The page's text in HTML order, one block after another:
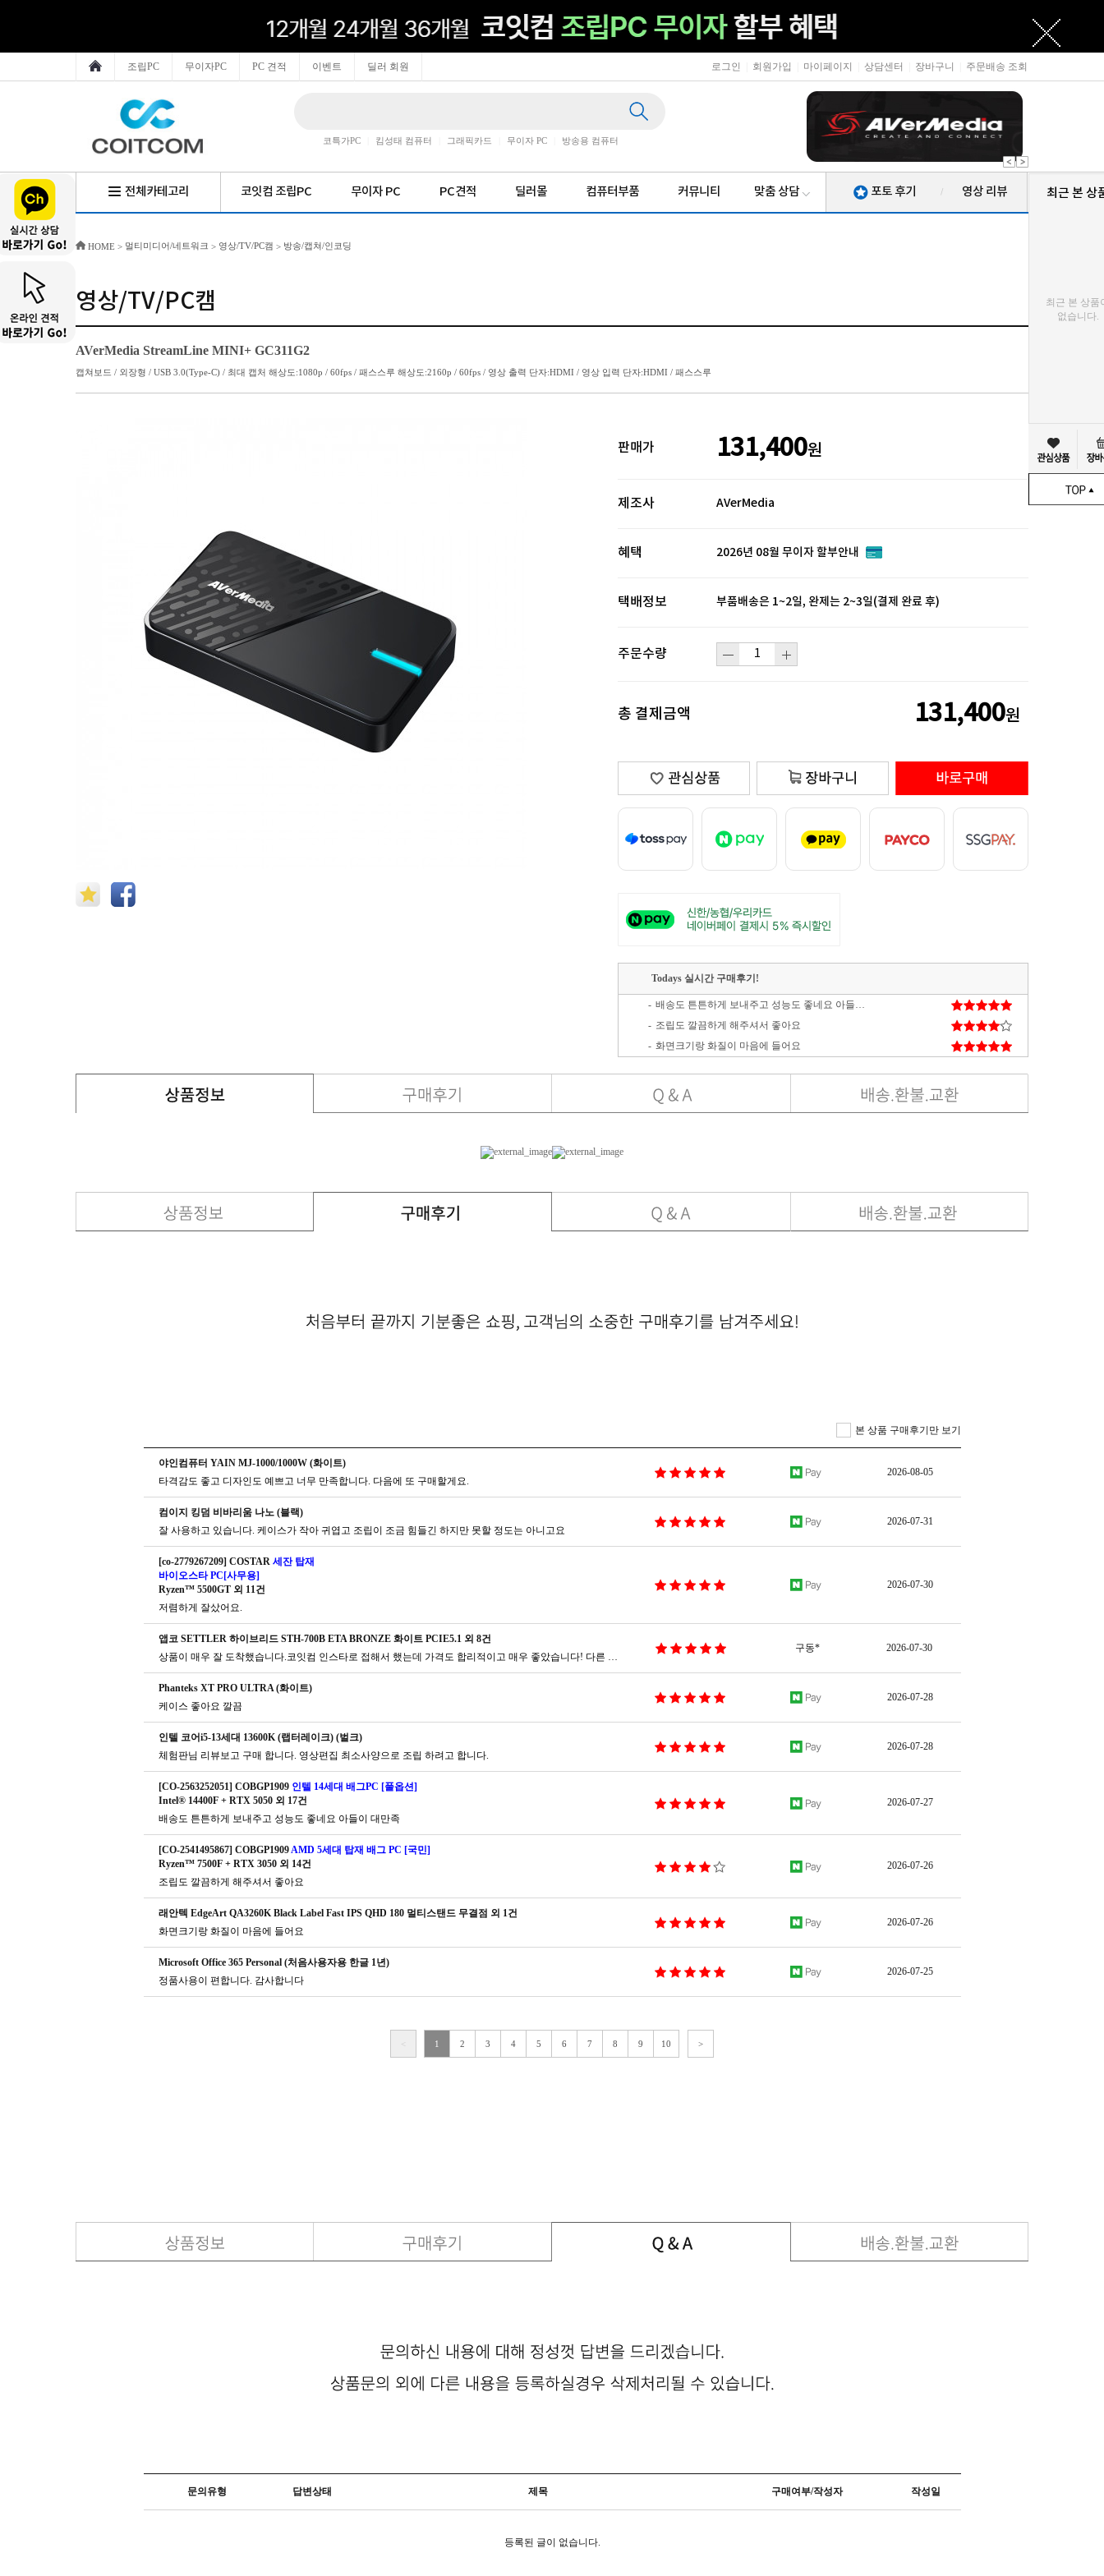
조립PC 무이자PC PC 견적 이벤트 딜러 회원 로그인 회원가입 마이페이지 상담센터 장바구니 주문배송 조회
코특가PC 킴성태 컴퓨터 그래픽카드 무이자 PC 방송용 컴퓨터
전체카테고리 코잇컴 조립PC 무이자 PC PC견적 딜러몰 컴퓨터부품 커뮤니티 맞춤 상담 포토 후기 영상 리뷰
/
HOME > 멀티미디어/네트워크 > 영상/TV/PC캠 > 방송/캡쳐/인코딩
영상/TV/PC캠
AVerMedia StreamLine MINI+ GC311G2
캡쳐보드 / 외장형 / USB 3.0(Type-C) / 최대 캡처 해상도:1080p / 60fps / 패스스루 해상도:2160p / 60fps / 영상 출력 단자:HDMI / 영상 입력 단자:HDMI / 패스스루
판매가 131,400원
제조사 AVerMedia
혜택 2026년 08월 무이자 할부안내
택배정보 부품배송은 1~2일, 완제는 2~3일(결제 완료 후)
주문수량
총 결제금액 131,400원
Todays 실시간 구매후기!
-
배송도 튼튼하게 보내주고 성능도 좋네요 아들이 대만족
- 조립도 깔끔하게 해주셔서 좋아요
- 화면크기랑 화질이 마음에 들어요
저렴하게 잘샀어요.
본 상품 구매후기만 보기
야인컴퓨터 YAIN MJ-1000/1000W (화이트)
타격감도 좋고 디자인도 예쁘고 너무 만족합니다. 다음에 또 구매할게요.
2026-08-05
컴이지 킹덤 비바리움 나노 (블랙)
잘 사용하고 있습니다. 케이스가 작아 귀엽고 조립이 조금 힘들긴 하지만 못할 정도는 아니고요
2026-07-31
[co-2779267209] COSTAR 세잔 탑재
바이오스타 PC[사무용]
Ryzen™ 5500GT 외 11건
저렴하게 잘샀어요.
2026-07-30
앱코 SETTLER 하이브리드 STH-700B ETA BRONZE 화이트 PCIE5.1 외 8건
상품이 매우 잘 도착했습니다.코잇컴 인스타로 접해서 했는데 가격도 합리적이고 매우 좋았습니다! 다른 지인들한테도 추천해주고 싶을 정도록 매우 만족스럽습니다ㅎㅎ
구동* 2026-07-30
Phanteks XT PRO ULTRA (화이트)
케이스 좋아요 깔끔
2026-07-28
인텔 코어i5-13세대 13600K (랩터레이크) (벌크)
체험판님 리뷰보고 구매 합니다. 영상편집 최소사양으로 조립 하려고 합니다.
2026-07-28
[CO-2563252051] COBGP1909 인텔 14세대 배그PC [풀옵션]
Intel® 14400F + RTX 5050 외 17건
배송도 튼튼하게 보내주고 성능도 좋네요 아들이 대만족
2026-07-27
[CO-2541495867] COBGP1909AMD 5세대 탑재 배그 PC [국민]
Ryzen™ 7500F + RTX 3050 외 14건
조립도 깔끔하게 해주셔서 좋아요
2026-07-26
래안텍 EdgeArt QA3260K Black Label Fast IPS QHD 180 멀티스탠드 무결점 외 1건
화면크기랑 화질이 마음에 들어요
2026-07-26
Microsoft Office 365 Personal (처음사용자용 한글 1년)
정품사용이 편합니다. 감사합니다
2026-07-25
< 1 2 3 4 5 6 7 8 9 10 >
문의유형 답변상태 제목 구매여부/작성자 작성일
등록된 글이 없습니다.
최근 본 상
최근 본 상품
없습니다.